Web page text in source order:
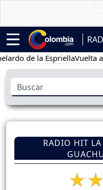
de la EspriellaVuelta a
RADIO HIT